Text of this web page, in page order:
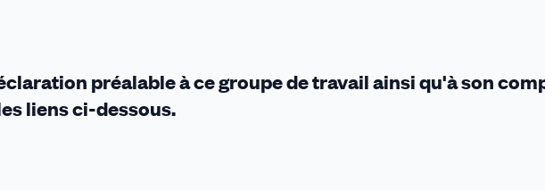
préalable à ce groupe de travail ainsi qu'à son
liens ci-dessous.